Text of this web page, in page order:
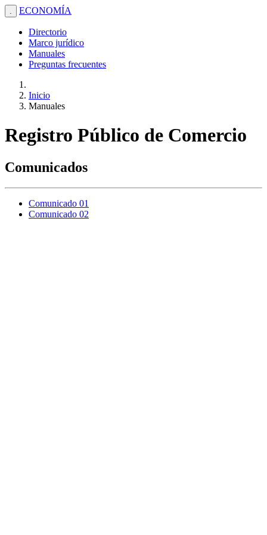
. ECONOMÍA
Directorio
Marco jurídico
Manuales
Preguntas frecuentes
Inicio
Manuales
Registro Público de Comercio
Comunicados
Comunicado 01
Comunicado 02